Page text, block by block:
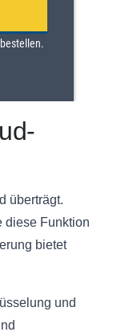
überträgt.
diese Funktion
bietet
und